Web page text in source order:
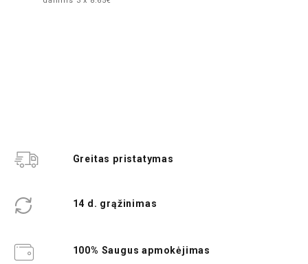
Greitas pristatymas
14 d. grąžinimas
100% Saugus apmokėjimas